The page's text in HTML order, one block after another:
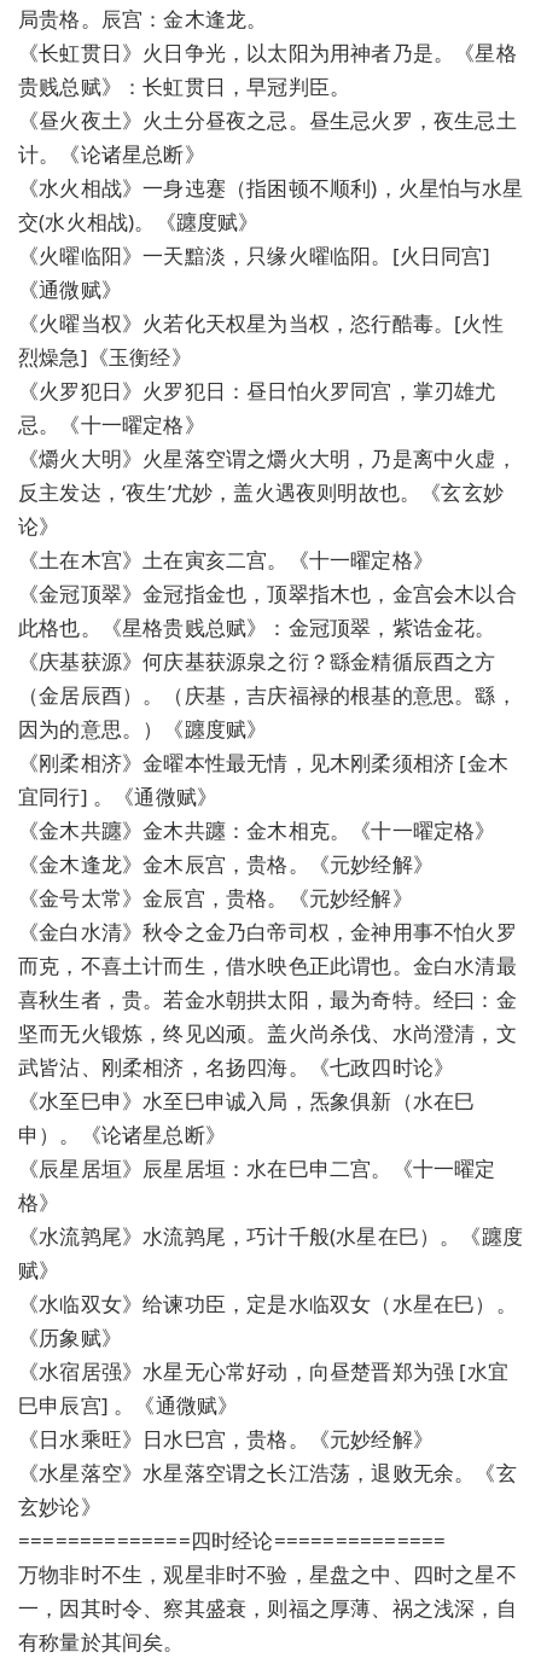
局贵格。辰宫：金木逢龙。
《长虹贯日》火日争光，以太阳为用神者乃是。《星格
贵贱总赋》：长虹贯日，早冠判臣。
《昼火夜土》火土分昼夜之忌。昼生忌火罗，夜生忌土
计。《论诸星总断》
《水火相战》一身迍蹇（指困顿不顺利)，火星怕与水星
交(水火相战)。《躔度赋》
《火曜临阳》一天黯淡，只缘火曜临阳。[火日同宫]
《通微赋》
《火曜当权》火若化天权星为当权，恣行酷毒。[火性
烈燥急]《玉衡经》
《火罗犯日》火罗犯日：昼日怕火罗同宫，掌刃雄尤
忌。《十一曜定格》
《爝火大明》火星落空谓之爝火大明，乃是离中火虚，
反主发达，‘夜生’尤妙，盖火遇夜则明故也。《玄玄妙
论》
《土在木宫》土在寅亥二宫。《十一曜定格》
《金冠顶翠》金冠指金也，顶翠指木也，金宫会木以合
此格也。《星格贵贱总赋》：金冠顶翠，紫诰金花。
《庆基获源》何庆基获源泉之衍？繇金精循辰酉之方
（金居辰酉）。（庆基，吉庆福禄的根基的意思。繇，
因为的意思。）《躔度赋》
《刚柔相济》金曜本性最无情，见木刚柔须相济 [金木
宜同行] 。《通微赋》
《金木共躔》金木共躔：金木相克。《十一曜定格》
《金木逢龙》金木辰宫，贵格。《元妙经解》
《金号太常》金辰宫，贵格。《元妙经解》
《金白水清》秋令之金乃白帝司权，金神用事不怕火罗
而克，不喜土计而生，借水映色正此谓也。金白水清最
喜秋生者，贵。若金水朝拱太阳，最为奇特。经曰：金
坚而无火锻炼，终见凶顽。盖火尚杀伐、水尚澄清，文
武皆沾、刚柔相济，名扬四海。《七政四时论》
《水至巳申》水至巳申诚入局，炁象俱新（水在巳
申）。《论诸星总断》
《辰星居垣》辰星居垣：水在巳申二宫。《十一曜定
格》
《水流鹑尾》水流鹑尾，巧计千般(水星在巳）。《躔度
赋》
《水临双女》给谏功臣，定是水临双女（水星在巳）。
《历象赋》
《水宿居强》水星无心常好动，向昼楚晋郑为强 [水宜
巳申辰宫] 。《通微赋》
《日水乘旺》日水巳宫，贵格。《元妙经解》
《水星落空》水星落空谓之长江浩荡，退败无余。《玄
玄妙论》
==============四时经论==============
万物非时不生，观星非时不验，星盘之中、四时之星不
一，因其时令、察其盛衰，则福之厚薄、祸之浅深，自
有称量於其间矣。